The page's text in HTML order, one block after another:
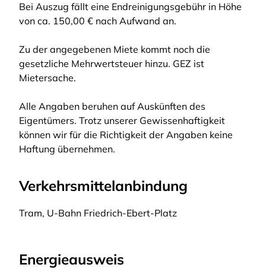
Bei Auszug fällt eine Endreinigungsgebühr in Höhe
von ca. 150,00 € nach Aufwand an.
Zu der angegebenen Miete kommt noch die
gesetzliche Mehrwertsteuer hinzu. GEZ ist
Mietersache.
Alle Angaben beruhen auf Auskünften des
Eigentümers. Trotz unserer Gewissenhaftigkeit
können wir für die Richtigkeit der Angaben keine
Haftung übernehmen.
Verkehrsmittelanbindung
Tram, U-Bahn Friedrich-Ebert-Platz
Energieausweis